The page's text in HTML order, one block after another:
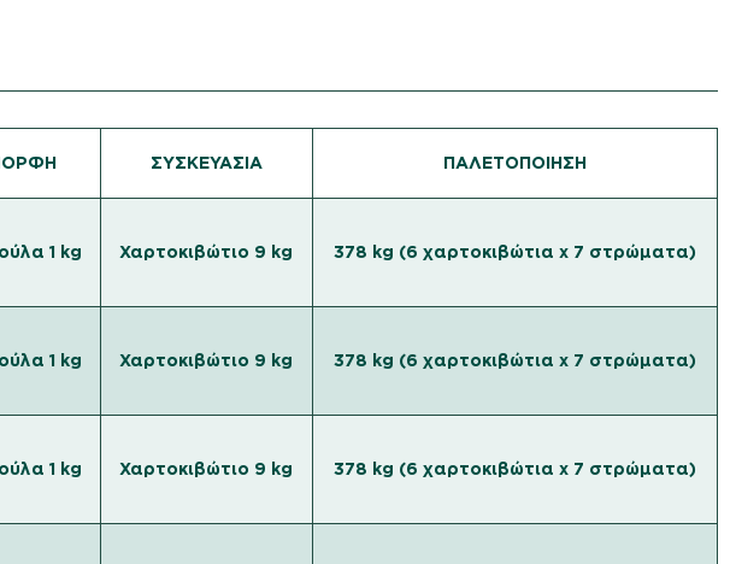
ΣΥΣΚΕΥΑΣΙΑ ΠΑΛΕΤΟΠΟΙΗΣΗ
1 kg Χαρτοκιβώτιο 9 kg 378 kg (6 χαρτοκιβώτια x 7 στρώματα)
1 kg Χαρτοκιβώτιο 9 kg 378 kg (6 χαρτοκιβώτια x 7 στρώματα)
1 kg Χαρτοκιβώτιο 9 kg 378 kg (6 χαρτοκιβώτια x 7 στρώματα)